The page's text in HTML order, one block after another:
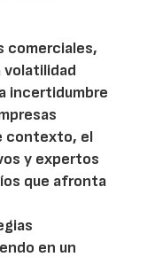
comerciales,
volatilidad
incertidumbre
contexto, el
y expertos
que afronta
en un